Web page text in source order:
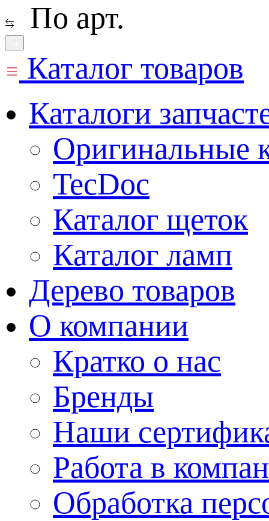
По арт.
Каталог товаров
Каталоги
Оригинальные
TecDoc
Каталог щеток
Каталог ламп
Дерево товаров
О компании
Кратко о нас
Бренды
Наши
Работа в
Обработка